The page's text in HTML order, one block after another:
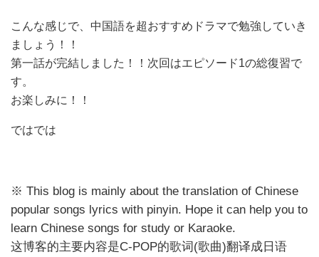
こんな感じで、中国語を超おすすめドラマで勉強していき
ましょう！！
第一話が完結しました！！ 次回はエピソード1の総復習で
す。
お楽しみに！！
ではでは
※ This blog is mainly about the translation of Chinese
popular songs lyrics with pinyin. Hope it can help you to
learn Chinese songs for study or Karaoke.
这博客的主要内容是C-POP的歌词 (歌曲)翻译成日语